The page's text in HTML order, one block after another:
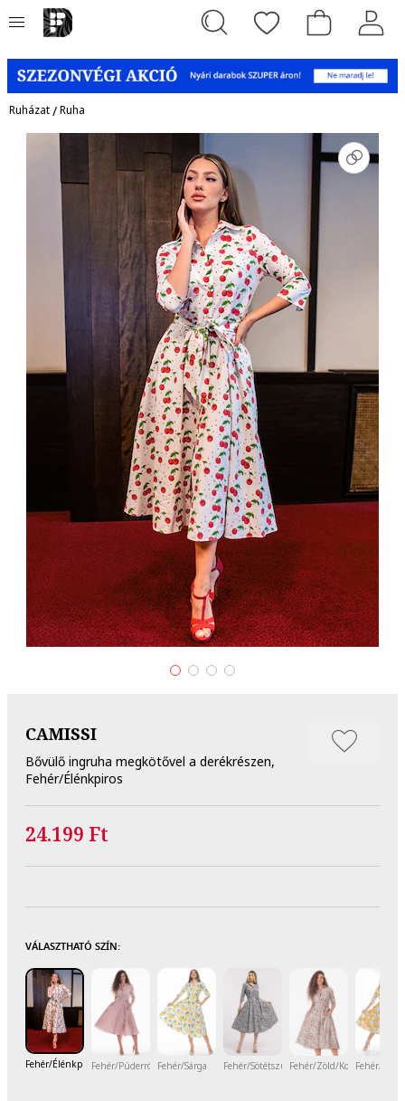
Ruházat/Ruha
CAMISSI
Bővülő ingruha megkötővel a derékrészen,
Fehér/Élénkpiros
24.199 Ft
VÁLASZTHATÓ SZÍN:
Fehér/ÉlénkpirosFehér/PúderrózsaszínFehér/Sárga Fehér/SötétszürkeFehér/Zöld/Korallszín
Fehér/